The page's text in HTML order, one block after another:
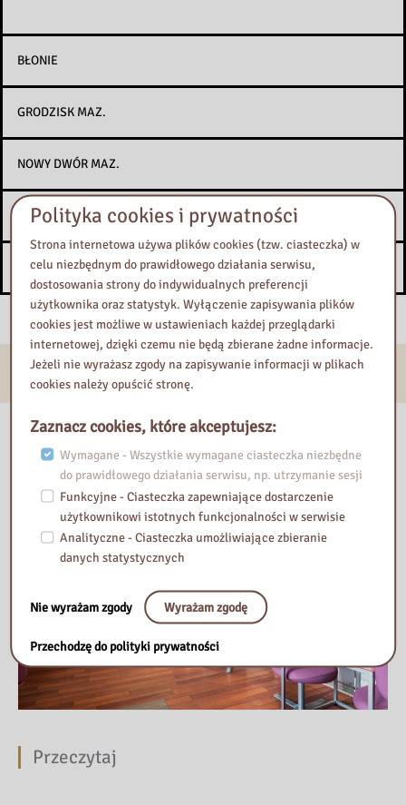
BŁONIE
GRODZISK MAZ.
NOWY DWÓR MAZ.
SOCHACZEW
ŻYRARDÓW
E-usługi
Nasza biblioteka
Przeczytaj
Polityka cookies i prywatności
Strona internetowa używa plików cookies (tzw. ciasteczka) w
celu niezbędnym do prawidłowego działania serwisu,
dostosowania strony do indywidualnych preferencji
użytkownika oraz statystyk. Wyłączenie zapisywania plików
cookies jest możliwe w ustawieniach każdej przeglądarki
internetowej, dzięki czemu nie będą zbierane żadne informacje.
Jeżeli nie wyrażasz zgody na zapisywanie informacji w plikach
cookies należy opuścić stronę.
Zaznacz cookies, które akceptujesz:
Wymagane - Wszystkie wymagane ciasteczka niezbędne
do prawidłowego działania serwisu, np. utrzymanie sesji
Funkcyjne - Ciasteczka zapewniające dostarczenie
użytkownikowi istotnych funkcjonalności w serwisie
Analityczne - Ciasteczka umożliwiające zbieranie
danych statystycznych
Nie wyrażam zgody Wyrażam zgodę
Przechodzę do polityki prywatności